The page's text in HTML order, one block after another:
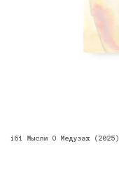
i61 Мысли О Медузах (2025)